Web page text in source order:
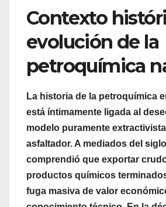
Contexto
evolución de la
petroquímica
La historia de la petroquímica
está íntimamente ligada al
modelo puramente
asfaltador. A mediados del
comprendió que exportar
productos químicos
fuga masiva de valor